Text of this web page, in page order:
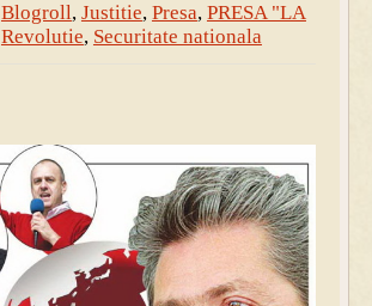
Blogroll, Justitie, Presa, PRESA "LA
Revolutie, Securitate nationala